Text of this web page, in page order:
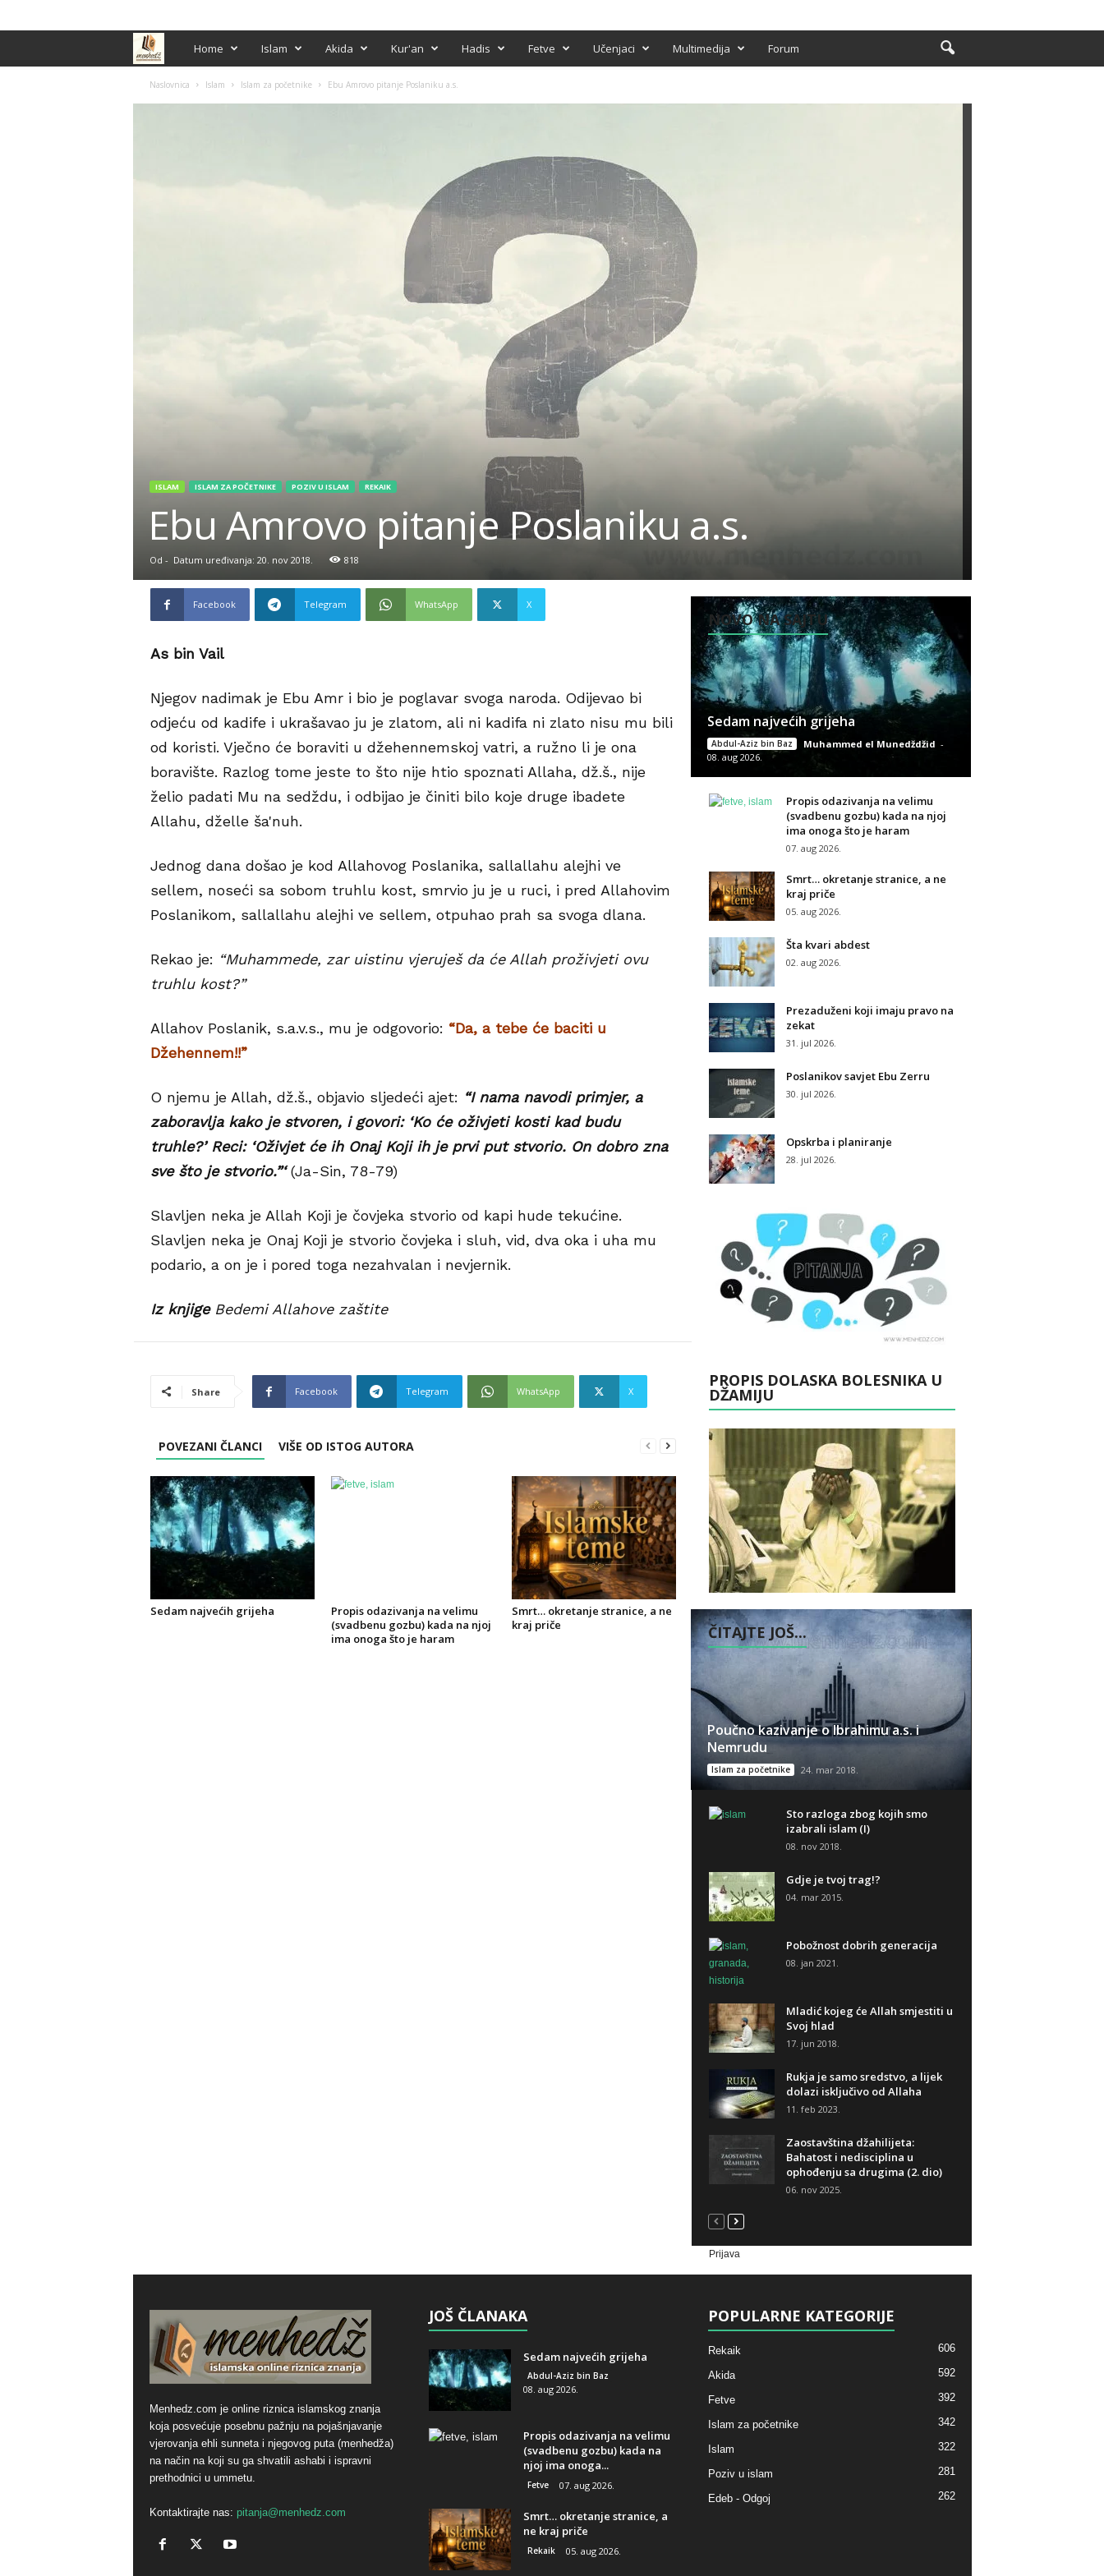
e
Home Islam Akida Kur'an Hadis Fetve Učenjaci Multimedija Forum
Naslovnica Islam Islam za početnike Ebu Amrovo pitanje Poslaniku a.s.
ISLAM ISLAM ZA POČETNIKE POZIV U ISLAM REKAIK
Ebu Amrovo pitanje Poslaniku a.s.
Od - Datum uređivanja: 20. nov 2018. 818
Facebook Telegram WhatsApp X
As bin Vail
Njegov nadimak je Ebu Amr i bio je poglavar svoga naroda. Odijevao bi
odjeću od kadife i ukrašavao ju je zlatom, ali ni kadifa ni zlato nisu mu bili
od koristi. Vječno će boraviti u džehennemskoj vatri, a ružno li je ona
boravište. Razlog tome jeste to što nije htio spoznati Allaha, dž.š., nije
želio padati Mu na sedždu, i odbijao je činiti bilo koje druge ibadete
Allahu, dželle ša'nuh.
Jednog dana došao je kod Allahovog Poslanika, sallallahu alejhi ve
sellem, noseći sa sobom truhlu kost, smrvio ju je u ruci, i pred Allahovim
Poslanikom, sallallahu alejhi ve sellem, otpuhao prah sa svoga dlana.
Rekao je: “Muhammede, zar uistinu vjeruješ da će Allah proživjeti ovu
truhlu kost?”
Allahov Poslanik, s.a.v.s., mu je odgovorio: “Da, a tebe će baciti u
Džehennem!!”
O njemu je Allah, dž.š., objavio sljedeći ajet: “I nama navodi primjer, a
zaboravlja kako je stvoren, i govori: ‘Ko će oživjeti kosti kad budu
truhle?’ Reci: ‘Oživjet će ih Onaj Koji ih je prvi put stvorio. On dobro zna
sve što je stvorio.”‘(Ja-Sin, 78-79)
Slavljen neka je Allah Koji je čovjeka stvorio od kapi hude tekućine.
Slavljen neka je Onaj Koji je stvorio čovjeka i sluh, vid, dva oka i uha mu
podario, a on je i pored toga nezahvalan i nevjernik.
Iz knjigeBedemi Allahove zaštite
Share Facebook Telegram WhatsApp X
POVEZANI ČLANCI VIŠE OD ISTOG AUTORA
Sedam najvećih grijeha
Propis odazivanja na velimu
(svadbenu gozbu) kada na njoj
ima onoga što je haram
Smrt… okretanje stranice, a ne
kraj priče
NOVO NA SAJTU
Sedam najvećih grijeha
Abdul-Aziz bin Baz Muhammed el Munedždžid -
08. aug 2026.
Propis odazivanja na velimu
(svadbenu gozbu) kada na njoj
ima onoga što je haram
07. aug 2026.
Smrt… okretanje stranice, a ne
kraj priče
05. aug 2026.
Šta kvari abdest
02. aug 2026.
Prezaduženi koji imaju pravo na
zekat
31. jul 2026.
Poslanikov savjet Ebu Zerru
30. jul 2026.
Opskrba i planiranje
28. jul 2026.
PROPIS DOLASKA BOLESNIKA U
DŽAMIJU
ČITAJTE JOŠ...
Poučno kazivanje o Ibrahimu a.s. i
Nemrudu
Islam za početnike 24. mar 2018.
Sto razloga zbog kojih smo
izabrali islam (I)
08. nov 2018.
Gdje je tvoj trag!?
04. mar 2015.
Pobožnost dobrih generacija
08. jan 2021.
Mladić kojeg će Allah smjestiti u
Svoj hlad
17. jun 2018.
Rukja je samo sredstvo, a lijek
dolazi isključivo od Allaha
11. feb 2023.
Zaostavština džahilijeta:
Bahatost i nedisciplina u
ophođenju sa drugima (2. dio)
06. nov 2025.
Prijava
Menhedz.com je online riznica islamskog znanja
koja posvećuje posebnu pažnju na pojašnjavanje
vjerovanja ehli sunneta i njegovog puta (menhedža)
na način na koji su ga shvatili ashabi i ispravni
prethodnici u ummetu.
Kontaktirajte nas: pitanja@menhedz.com
JOŠ ČLANAKA
Sedam najvećih grijeha
Abdul-Aziz bin Baz
08. aug 2026.
Propis odazivanja na velimu
(svadbenu gozbu) kada na
njoj ima onoga...
Fetve 07. aug 2026.
Smrt… okretanje stranice, a
ne kraj priče
Rekaik 05. aug 2026.
POPULARNE KATEGORIJE
Rekaik 606
Akida 592
Fetve 392
Islam za početnike 342
Islam 322
Poziv u islam 281
Edeb - Odgoj 262